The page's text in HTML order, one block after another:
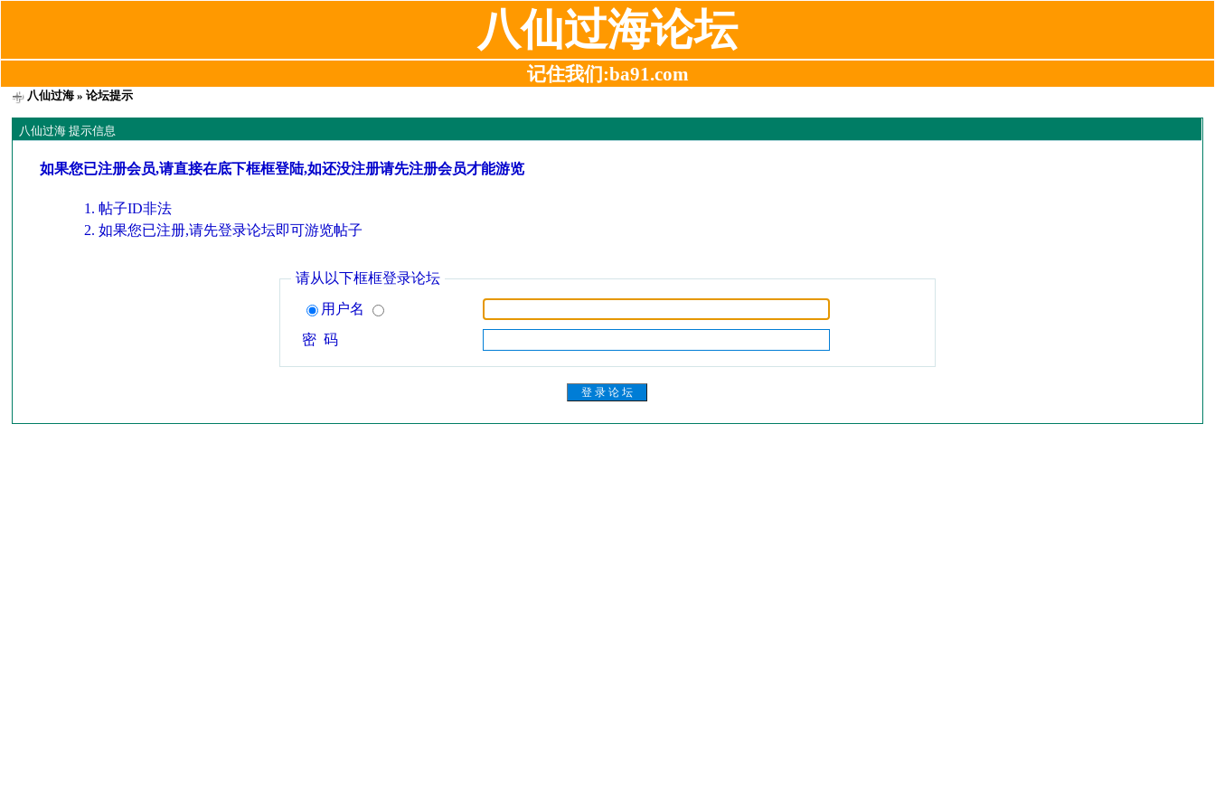
八仙过海论坛
记住我们:ba91.com
八仙过海 » 论坛提示
八仙过海 提示信息
如果您已注册会员,请直接在底下框框登陆,如还没注册请先注册会员才能游览
帖子ID非法
如果您已注册,请先登录论坛即可游览帖子
请从以下框框登录论坛
用户名
密 码